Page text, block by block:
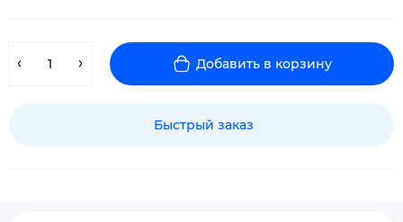
Добавить в корзину
Быстрый заказ